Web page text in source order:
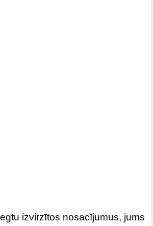
izvirzītos nosacījumus, jums